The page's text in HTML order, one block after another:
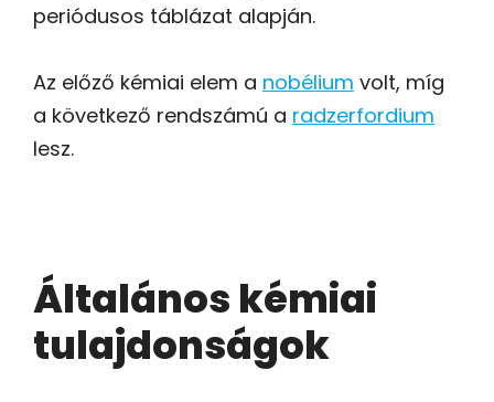
periódusos táblázat alapján.
Az előző kémiai elem a nobélium volt, míg
a következő rendszámú a radzerfordium
lesz.
Általános kémiai
tulajdonságok